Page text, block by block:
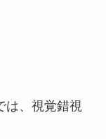
は、視覚錯視